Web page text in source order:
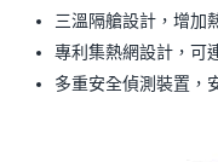
三溫隔艙設計，增加
專利集熱網設計，可
多重安全偵測裝置，